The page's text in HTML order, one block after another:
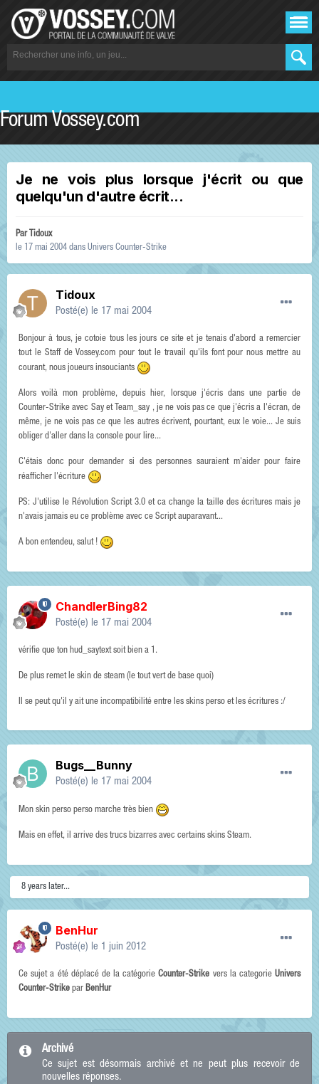
Forum Vossey.com
Je ne vois plus lorsque j'écrit ou que
quelqu'un d'autre écrit...
Par Tidoux
le 17 mai 2004 dans Univers Counter-Strike
Tidoux
Posté(e) le 17 mai 2004
Bonjour à tous, je cotoie tous les jours ce site et je tenais d'abord a remercier
tout le Staff de Vossey.com pour tout le travail qu'ils font pour nous mettre au
courant, nous joueurs insouciants
Alors voilà mon problème, depuis hier, lorsque j'écris dans une partie de
Counter-Strike avec Say et Team_say , je ne vois pas ce que j'écris a l'écran, de
même, je ne vois pas ce que les autres écrivent, pourtant, eux le voie... Je suis
obliger d'aller dans la console pour lire...
C'étais donc pour demander si des personnes sauraient m'aider pour faire
réafficher l'écriture
PS: J'utilise le Révolution Script 3.0 et ca change la taille des écritures mais je
n'avais jamais eu ce problème avec ce Script auparavant...
A bon entendeu, salut !
ChandlerBing82
Posté(e) le 17 mai 2004
vérifie que ton hud_saytext soit bien a 1.
De plus remet le skin de steam (le tout vert de base quoi)
Il se peut qu'il y ait une incompatibilité entre les skins perso et les écritures :/
Bugs__Bunny
Posté(e) le 17 mai 2004
Mon skin perso perso marche très bien
Mais en effet, il arrive des trucs bizarres avec certains skins Steam.
8 years later...
BenHur
Posté(e) le 1 juin 2012
Ce sujet a été déplacé de la catégorieCounter-Strike vers la categorieUnivers
Counter-Strike par BenHur
Archivé
Ce sujet est désormais archivé et ne peut plus recevoir de
nouvelles réponses.